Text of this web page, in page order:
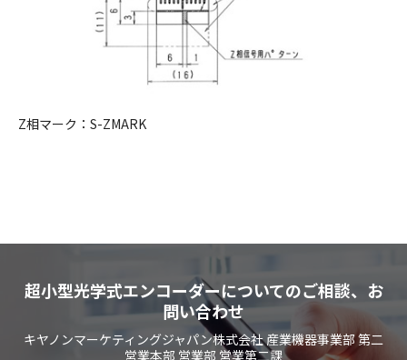
Z相マーク：S-ZMARK
超小型光学式エンコーダーについてのご相談、お
問い合わせ
キヤノンマーケティングジャパン株式会社 産業機器事業部 第二
営業本部 営業部 営業第二課